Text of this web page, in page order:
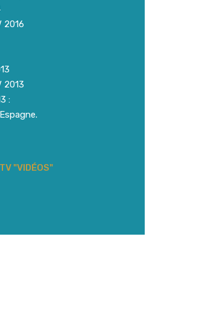
2016
2013
:
"VIDÉOS"